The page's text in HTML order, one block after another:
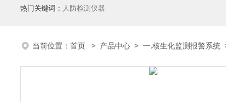
热门关键词： 人防检测仪器
当前位置： 首页 > 产品中心 > 一.核生化监测报警系统